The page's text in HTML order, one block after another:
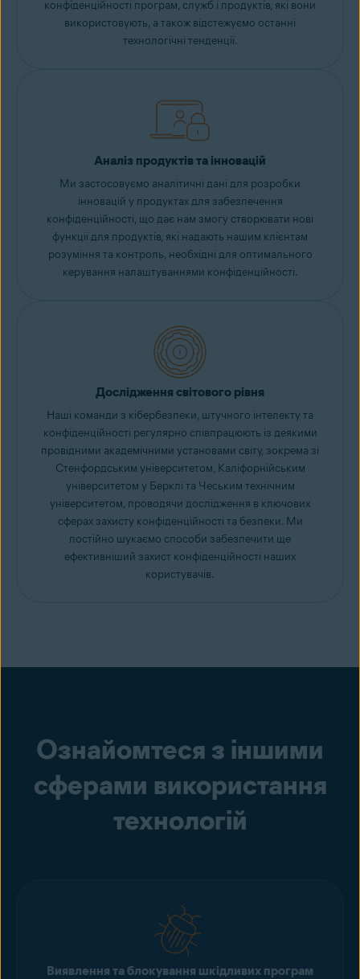
конфіденційності програм, служб і продуктів, які вони
використовують, а також відстежуємо останні
технологічні тенденції.
Аналіз продуктів та інновацій
Ми застосовуємо аналітичні дані для розробки
інновацій у продуктах для забезпечення
конфіденційності, що дає нам змогу створювати нові
функції для продуктів, які надають нашим клієнтам
розуміння та контроль, необхідні для оптимального
керування налаштуваннями конфіденційності.
Дослідження світового рівня
Наші команди з кібербезпеки, штучного інтелекту та
конфіденційності регулярно співпрацюють із деякими
провідними академічними установами світу, зокрема зі
Стенфордським університетом, Каліфорнійським
університетом у Берклі та Чеським технічним
університетом, проводячи дослідження в ключових
сферах захисту конфіденційності та безпеки. Ми
постійно шукаємо способи забезпечити ще
ефективніший захист конфіденційності наших
користувачів.
Ознайомтеся з іншими
сферами використання
технологій
Виявлення та блокування шкідливих програм